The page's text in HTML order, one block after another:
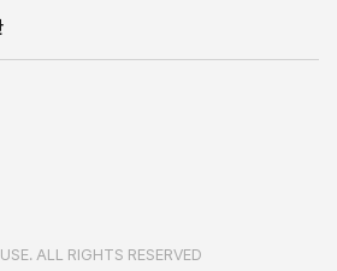
ALL RIGHTS RESERVED